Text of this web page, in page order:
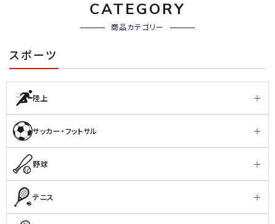
CATEGORY
商品カテゴリー
スポーツ
陸上
サッカー・フットサル
野球
テニス